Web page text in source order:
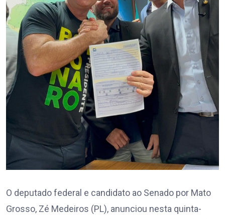
O deputado federal e candidato ao Senado por Mato
Grosso, Zé Medeiros (PL), anunciou nesta quinta-